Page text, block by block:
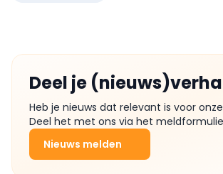
Deel je
Heb je nieuws dat relevant is voor
Deel het met ons via het
Nieuws melden